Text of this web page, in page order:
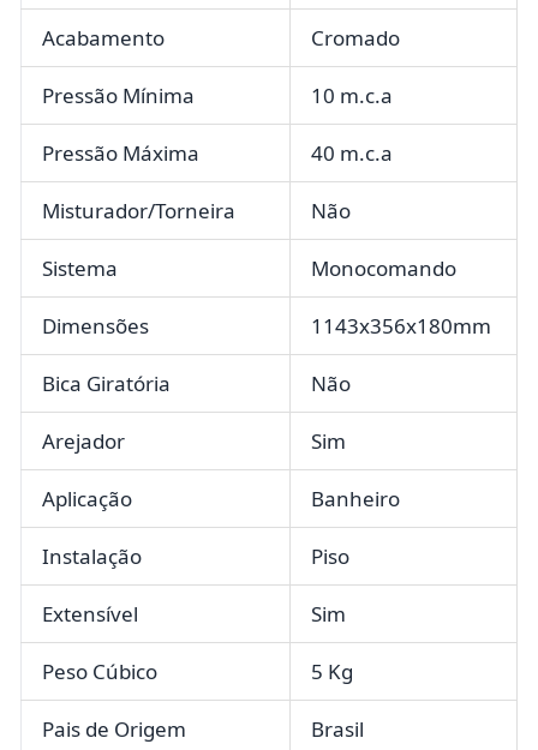
Acabamento Cromado
Pressão Mínima 10 m.c.a
Pressão Máxima 40 m.c.a
Misturador/Torneira Não
Sistema Monocomando
Dimensões 1143x356x180mm
Bica Giratória Não
Arejador Sim
Aplicação Banheiro
Instalação Piso
Extensível Sim
Peso Cúbico 5 Kg
Pais de Origem Brasil